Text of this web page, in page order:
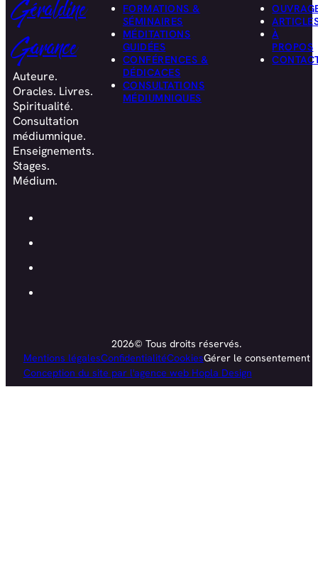
Géraldine
Garance
Auteure.
Oracles. Livres.
Spiritualité.
Consultation
médiumnique.
Enseignements.
Stages.
Médium.
FORMATIONS &
SÉMINAIRES
MÉDITATIONS
GUIDÉES
CONFÉRENCES &
DÉDICACES
CONSULTATIONS
MÉDIUMNIQUES
À
PROPOS
2026© Tous droits réservés.
Mentions légalesConfidentialitéCookiesGérer le consentement
Conception du site par l'agence web Hopla Design